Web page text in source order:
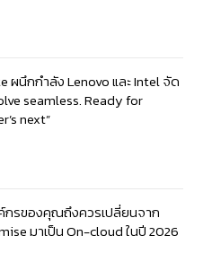
ผนึกกำลัง Lenovo และ Intel จัด
seamless. Ready for
next”
กรของคุณถึงควรเปลี่ยนจาก
มาเป็น On-cloud ในปี 2026